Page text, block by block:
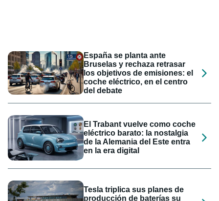
España se planta ante
Bruselas y rechaza retrasar
los objetivos de emisiones: el
coche eléctrico, en el centro
del debate
El Trabant vuelve como coche
eléctrico barato: la nostalgia
de la Alemania del Este entra
en la era digital
Tesla triplica sus planes de
producción de baterías su